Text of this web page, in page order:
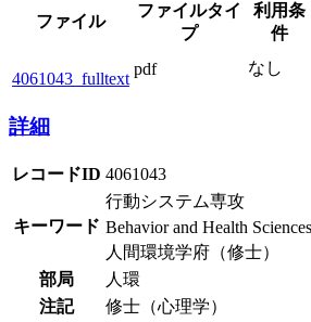
ファイル
ファイルタイ
プ
利用条
件
4061043_fulltext
pdf なし
詳細
レコードID 4061043
キーワード
行動システム専攻
Behavior and Health Sciences
人間環境学府（修士）
部局
人環
注記
修士（心理学）